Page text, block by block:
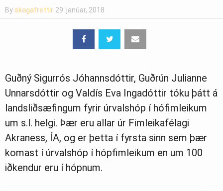
Ljósmyndasafn
By skagafrettir 29. janúar, 2018
Guðný Sigurrós Jóhannsdóttir, Guðrún Julianne
Unnarsdóttir og Valdís Eva Ingadóttir tóku þátt á
landsliðsæfingum fyrir úrvalshóp í hófimleikum
um s.l. helgi. Þær eru allar úr Fimleikafélagi
Akraness, ÍA, og er þetta í fyrsta sinn sem þær
komast í úrvalshóp í hópfimleikum en um 100
iðkendur eru í hópnum.